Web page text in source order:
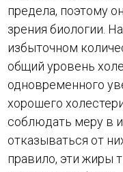
предела, поэтому
зрения биологии.
избыточном
общий уровень
одновременного
хорошего
соблюдать меру в
отказываться от
правило, эти жиры